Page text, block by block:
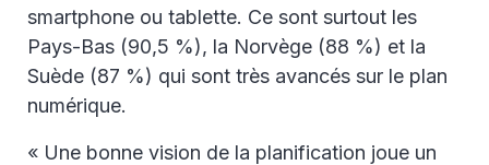
smartphone ou tablette. Ce sont surtout les
Pays-Bas (90,5 %), la Norvège (88 %) et la
Suède (87 %) qui sont très avancés sur le plan
numérique.
« Une bonne vision de la planification joue un